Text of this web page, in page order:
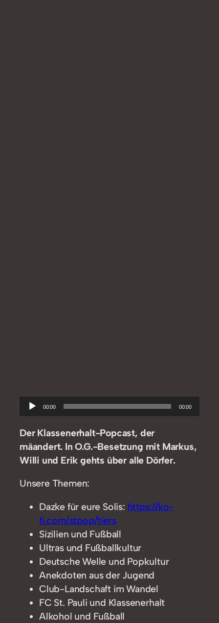
Audio-
Player
00:00 00:00
Der Klassenerhalt-Popcast, der
mäandert. In O.G.-Besetzung mit Markus,
Willi und Erik gehts über alle Dörfer.
Unsere Themen:
Dazke für eure Solis: https://ko-
fi.com/stpop/tiers
Sizilien und Fußball
Ultras und Fußballkultur
Deutsche Welle und Popkultur
Anekdoten aus der Jugend
Club-Landschaft im Wandel
FC St. Pauli und Klassenerhalt
Alkohol und Fußball